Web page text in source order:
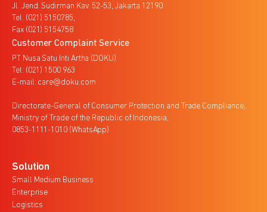
Jl. Jend. Sudirman Kav. 52-53, Jakarta 12190
Tel. (021) 5150785,
Fax (021) 5154758
Customer Complaint Service
PT Nusa Satu Inti Artha (DOKU)
Tel: (021) 1500 963
E-mail: care@doku.com
Directorate-General of Consumer Protection and Trade Compliance,
Ministry of Trade of the Republic of Indonesia,
0853-1111-1010 (WhatsApp)
Solution
Small Medium Business
Enterprise
Logistics